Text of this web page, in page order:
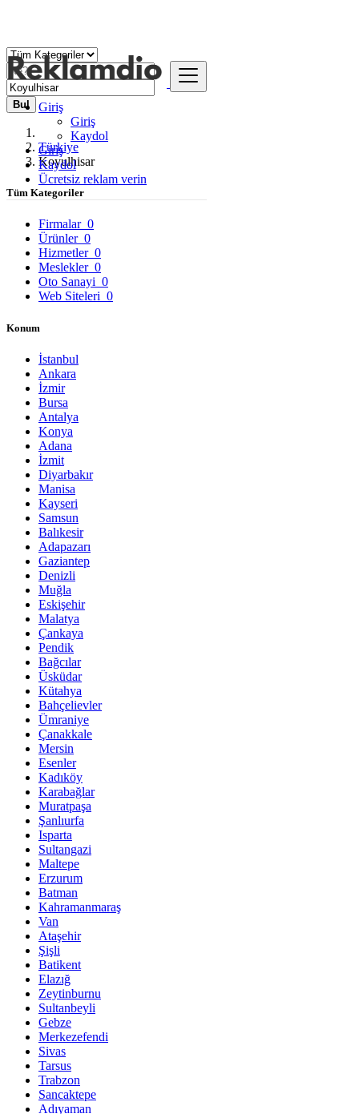
Giriş
Giriş
Kaydol
Giriş
Kaydol
Ücretsiz reklam verin
Bul
Türkiye
Koyulhisar
Tüm Kategoriler
Firmalar 0
Ürünler 0
Hizmetler 0
Meslekler 0
Oto Sanayi 0
Web Siteleri 0
Konum
İstanbul
Ankara
İzmir
Bursa
Antalya
Konya
Adana
İzmit
Diyarbakır
Manisa
Kayseri
Samsun
Balıkesir
Adapazarı
Gaziantep
Denizli
Muğla
Eskişehir
Malatya
Çankaya
Pendik
Bağcılar
Üsküdar
Kütahya
Bahçelievler
Ümraniye
Çanakkale
Mersin
Esenler
Kadıköy
Karabağlar
Muratpaşa
Şanlıurfa
Isparta
Sultangazi
Maltepe
Erzurum
Batman
Kahramanmaraş
Van
Ataşehir
Şişli
Batikent
Elazığ
Zeytinburnu
Sultanbeyli
Gebze
Merkezefendi
Sivas
Tarsus
Trabzon
Sancaktepe
Adıyaman